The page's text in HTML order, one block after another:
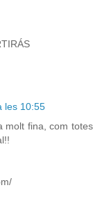
les 10:55
molt fina, com totes